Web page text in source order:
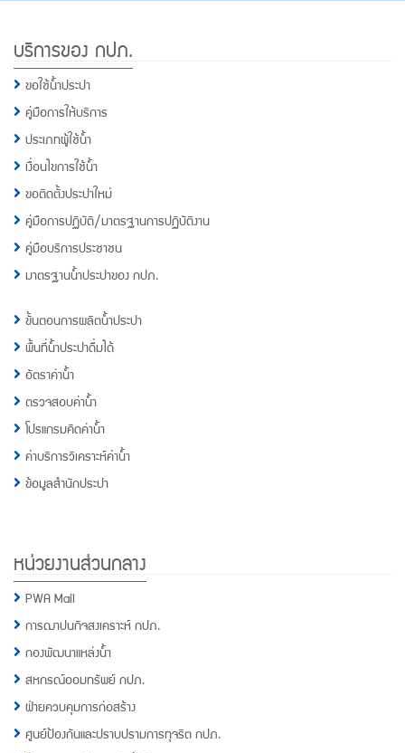
Footer
Menu
บริการของ กปภ.
ขอใช้น้ำประปา
คู่มือการให้บริการ
ประเภทผู้ใช้น้ำ
เงื่อนไขการใช้น้ำ
ขอติดตั้งประปาใหม่
คู่มือการปฏิบัติ/มาตรฐานการปฏิบัติงาน
คู่มือบริการประชาชน
มาตรฐานน้ำประปาของ กปภ.
ขั้นตอนการผลิตน้ำประปา
พื้นที่น้ำประปาดื่มได้
อัตราค่าน้ำ
ตรวจสอบค่าน้ำ
โปรแกรมคิดค่าน้ำ
ค่าบริการวิเคราะห์ค่าน้ำ
ข้อมูลสำนักประปา
หน่วยงานส่วนกลาง
PWA Mail
การฌาปนกิจสงเคราะห์ กปภ.
กองพัฒนาแหล่งน้ำ
สหกรณ์ออมทรัพย์ กปภ.
ฝ่ายควบคุมการก่อสร้าง
ศูนย์ป้องกันและปราบปรามการทุจริต กปภ.